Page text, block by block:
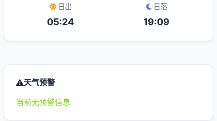
日出
05:24
日落
19:09
天气预警
当前无预警信息